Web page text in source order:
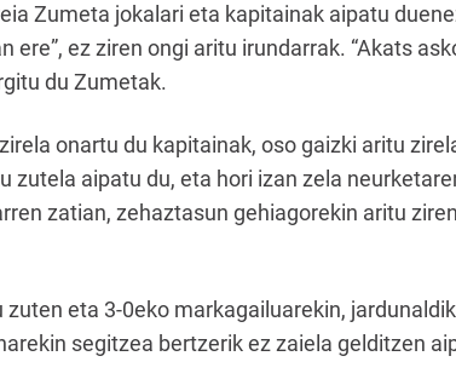
Zumeta jokalari eta kapitainak aipatu
ez ziren ongi aritu irundarrak. “Akats
du Zumetak.
onartu du kapitainak, oso gaizki aritu
zutela aipatu du, eta hori izan zela
zatian, zehaztasun gehiagorekin aritu
zuten eta 3-0eko markagailuarekin,
segitzea bertzerik ez zaiela gelditzen